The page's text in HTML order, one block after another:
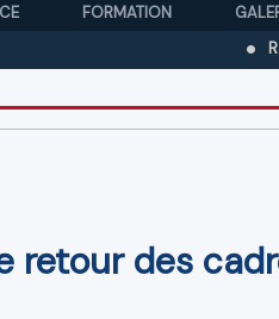
FORMATION
Royal Air
retour des